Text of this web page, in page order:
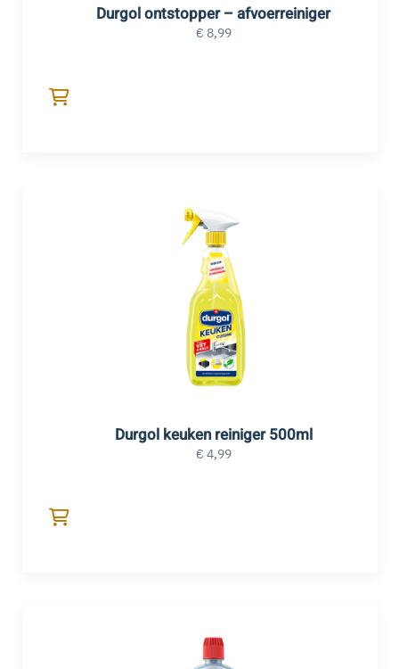
Durgol ontstopper – afvoerreiniger
€ 8,99
Durgol keuken reiniger 500ml
€ 4,99